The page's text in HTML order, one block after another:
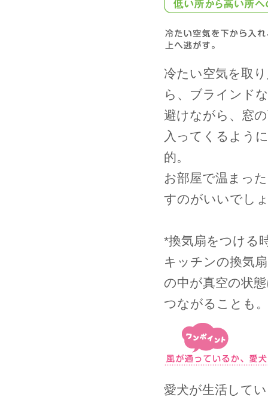
冷たい空気を取
ら、ブラインド
避けながら、窓
入ってくるよう
的。
お部屋で温まっ
すのがいいでし
*換気扇をつける
キッチンの換気
の中が真空の状
つながることも。
愛犬が生活して